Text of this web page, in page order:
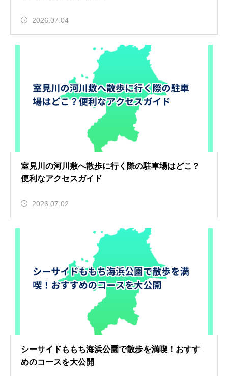
2026.07.04
室見川の河川敷へ散歩に行く際の駐車場はどこ？
便利なアクセスガイド
2026.07.02
シーサイドももち海浜公園で散歩を満喫！おすす
めのコースを大公開